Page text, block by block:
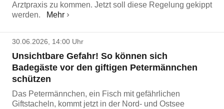
Arztpraxis zu kommen. Jetzt soll diese Regelung gekippt
werden.
Mehr
30.06.2026, 14:00 Uhr
Unsichtbare Gefahr! So können sich
Badegäste vor den giftigen Petermännchen
schützen
Das Petermännchen, ein Fisch mit gefährlichen
Giftstacheln, kommt jetzt in der Nord- und Ostsee